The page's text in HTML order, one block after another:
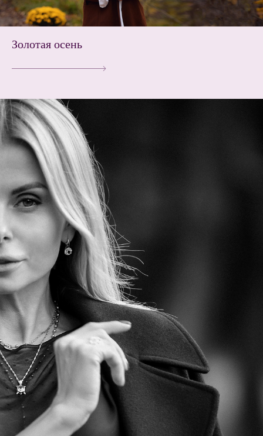
Золотая осень